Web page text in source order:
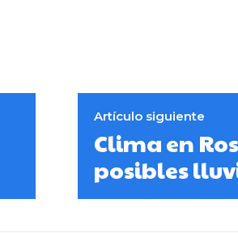
Artículo siguiente
Clima en
posibles